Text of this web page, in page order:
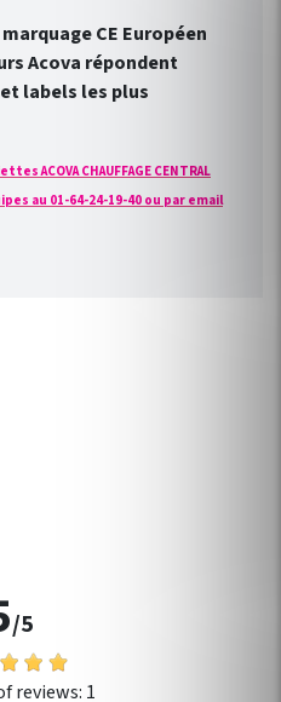
CE Européen
Acova répondent
labels les plus
ACOVA CHAUFFAGE CENTRAL
au 01-64-24-19-40 ou par email
/5
reviews: 1